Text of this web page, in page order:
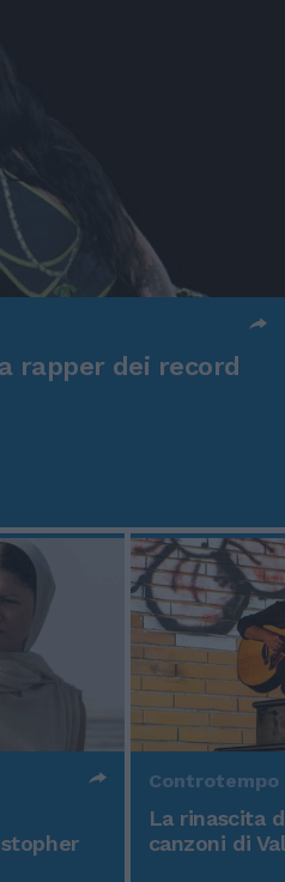
rapper dei record
Controtempo
La rinascita
canzoni di